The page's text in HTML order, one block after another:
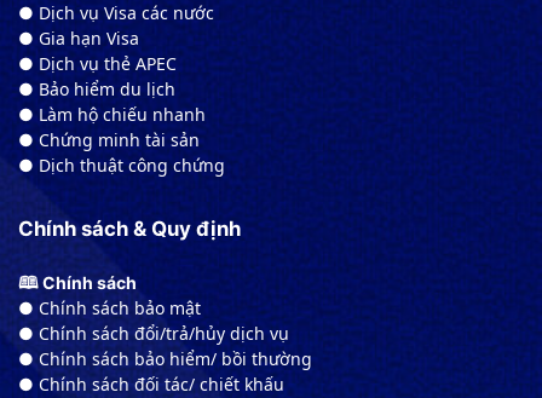
● Dịch vụ Visa các nước
● Gia hạn Visa
● Dịch vụ thẻ APEC
● Bảo hiểm du lịch
● Làm hộ chiếu nhanh
● Chứng minh tài sản
● Dịch thuật công chứng
Chính sách & Quy định
🕮 Chính sách
● Chính sách bảo mật
● Chính sách đổi/trả/hủy dịch vụ
● Chính sách bảo hiểm/ bồi thường
● Chính sách đối tác/ chiết khấu